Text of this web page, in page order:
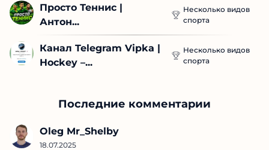
Просто Теннис |
Антон...
Несколько видов
спорта
Канал Telegram Vipka |
Hockey –...
Несколько видов
спорта
Последние комментарии
Oleg Mr_Shelby
18.07.2025